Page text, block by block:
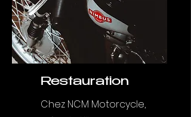
Restauration
Chez NCM Motorcycle,